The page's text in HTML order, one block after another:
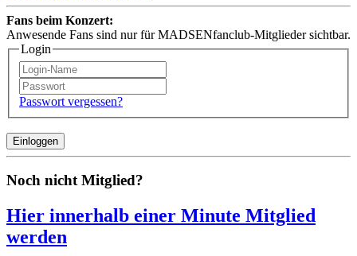
Fans beim Konzert:
Anwesende Fans sind nur für MADSENfanclub-Mitglieder sichtbar.
Login
Passwort vergessen?
Noch nicht Mitglied?
Hier innerhalb einer Minute Mitglied
werden